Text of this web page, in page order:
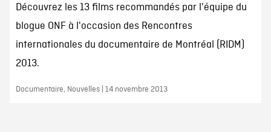
Découvrez les 13 films recommandés par l'équipe du
blogue ONF à l'occasion des Rencontres
internationales du documentaire de Montréal (RIDM)
2013.
Documentaire, Nouvelles | 14 novembre 2013